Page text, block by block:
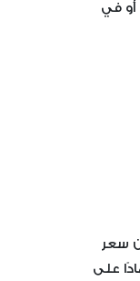
أو في
سعر
على